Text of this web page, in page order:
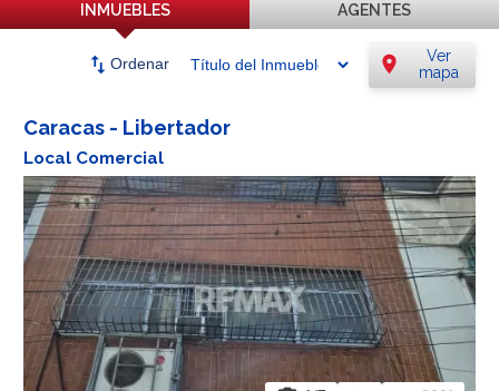
INMUEBLES AGENTES
swap_vert Ordenar location_on
Ver
mapa
Caracas - Libertador
Local Comercial